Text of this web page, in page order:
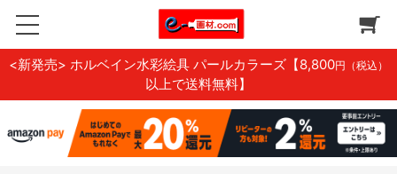
<新発売> ホルベイン水彩絵具 パールカラーズ 【8,800円（税込）
以上で送料無料】